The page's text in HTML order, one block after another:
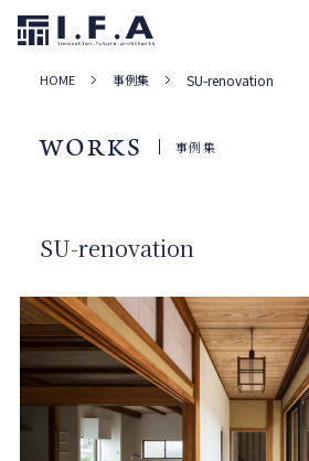
HOME 事例集 SU-renovation
WORKS 事例集
SU-renovation